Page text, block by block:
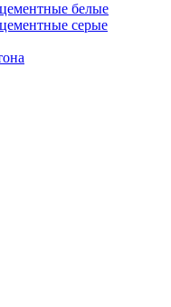
белые
серые